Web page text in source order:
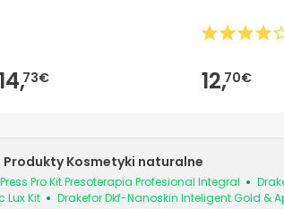
73€ 12,70€
Produkty Kosmetyki naturalne
Pro Kit Presoterapia Profesional Integral
Lux Kit
Drakefor Dkf-Nanoskin Inteligent Gold &